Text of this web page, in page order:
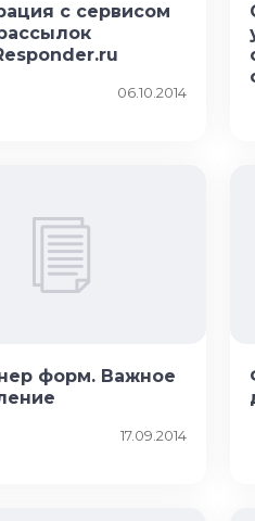
с сервисом
06.10.2014
форм. Важное
17.09.2014